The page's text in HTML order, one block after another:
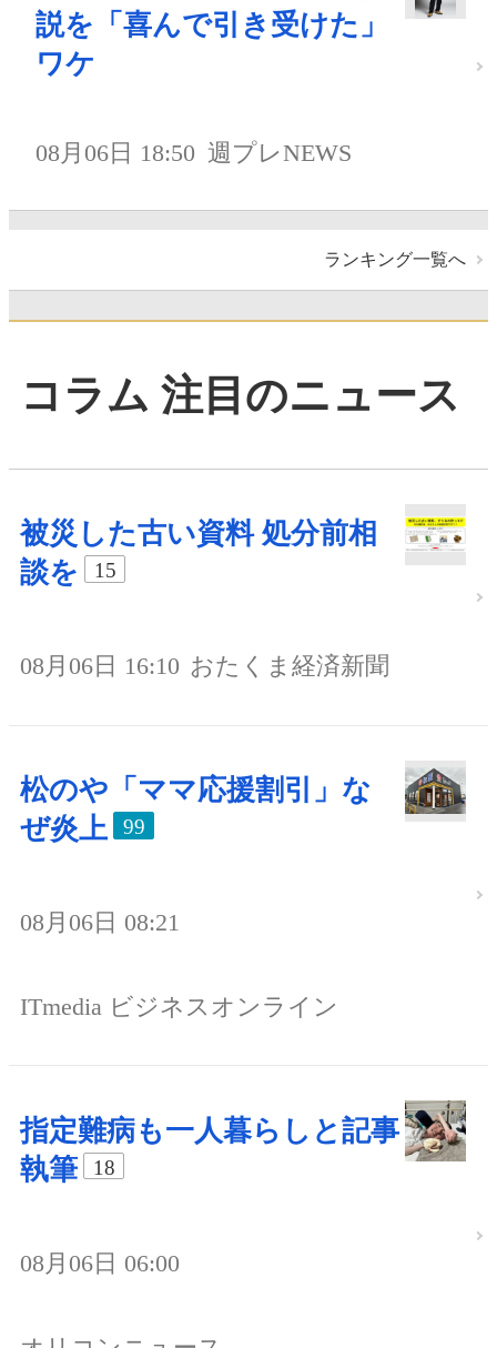
説を「喜んで引き受けた」
ワケ
08月06日 18:50 週プレNEWS
ランキング一覧へ
コラム 注目のニュース
被災した古い資料 処分前相
談を
15
08月06日 16:10 おたくま経済新聞
松のや「ママ応援割引」な
ぜ炎上
99
08月06日 08:21
ITmedia ビジネスオンライン
指定難病も一人暮らしと記事
執筆
18
08月06日 06:00